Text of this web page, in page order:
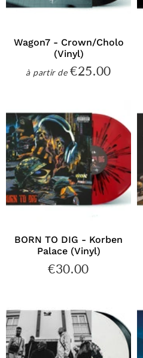
Wagon7 - Crown/Cholo
(Vinyl)
à partir dePrix
€25.00
BORN TO DIG - Korben
Palace (Vinyl)
Prix
€30.00